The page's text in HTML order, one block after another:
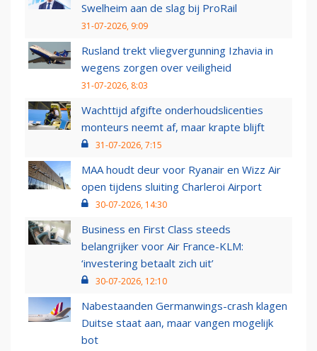
Swelheim aan de slag bij ProRail
31-07-2026, 9:09
Rusland trekt vliegvergunning Izhavia in
wegens zorgen over veiligheid
31-07-2026, 8:03
Wachttijd afgifte onderhoudslicenties
monteurs neemt af, maar krapte blijft
31-07-2026, 7:15
MAA houdt deur voor Ryanair en Wizz Air
open tijdens sluiting Charleroi Airport
30-07-2026, 14:30
Business en First Class steeds
belangrijker voor Air France-KLM:
‘investering betaalt zich uit’
30-07-2026, 12:10
Nabestaanden Germanwings-crash klagen
Duitse staat aan, maar vangen mogelijk
bot